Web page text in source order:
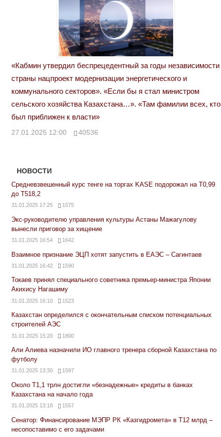
«Кабмин утвердил беспрецедентный за годы независимости
страны нацпроект модернизации энергетического и
коммунального секторов». «Если бы я стал министром
сельского хозяйства Казахстана…». «Там фамилии всех, кто
был приближен к власти»
27.01.2025 12:00 40536
НОВОСТИ
Средневзвешенный курс тенге на торгах KASE подорожал на Т0,99
до Т518,2
31.01.2025 17:25 1575
Экс-руководителю управления культуры Астаны Мажагулову
вынесли приговор за хищение
31.01.2025 16:54 1642
Взаимное признание ЭЦП хотят запустить в ЕАЭС – Сагинтаев
31.01.2025 16:42 1590
Токаев принял специального советника премьер-министра Японии
Акихису Нагашиму
31.01.2025 16:10 1523
Казахстан определился с окончательным списком потенциальных
строителей АЭС
31.01.2025 15:20 1800
Али Алиева назначили ИО главного тренера сборной Казахстана по
футболу
31.01.2025 13:30 1597
Около Т1,1 трлн достигли «безнадежные» кредиты в банках
Казахстана на начало года
31.01.2025 13:18 1557
Сенатор: Финансирование МЭПР РК «Казгидромета» в Т12 млрд –
несопоставимо с его задачами